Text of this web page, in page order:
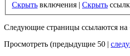
Скрыть включения | Скрыть
Следующие страницы ссылаются на
Просмотреть (предыдущие 50 |